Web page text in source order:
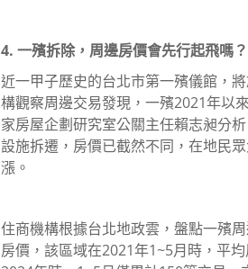
4. 一殯拆除，周邊房價會先行起飛嗎？
近一甲子歷史的台北市第一殯儀館，
構觀察周邊交易發現，一殯2021年以
家房屋企劃研究室公關主任賴志昶分
設施拆遷，房價已截然不同，在地民
漲。
住商機構根據台北地政雲，盤點一殯
房價，該區域在2021年1~5月時，平